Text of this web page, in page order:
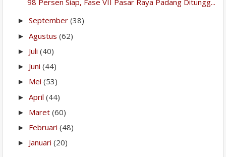
► September (38)
► Agustus (62)
► Juli (40)
► Juni (44)
► Mei (53)
► April (44)
► Maret (60)
► Februari (48)
► Januari (20)